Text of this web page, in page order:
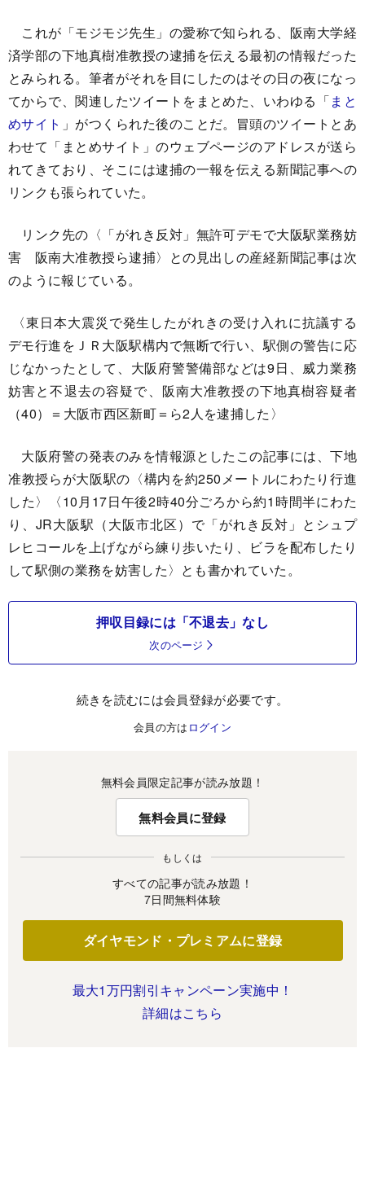
これが「モジモジ先生」の愛称で知られる、阪南大学経
済学部の下地真樹准教授の逮捕を伝える最初の情報だった
とみられる。筆者がそれを目にしたのはその日の夜になっ
てからで、関連したツイートをまとめた、いわゆる「まと
めサイト 」がつくられた後のことだ。冒頭のツイートとあ
わせて「まとめサイト」のウェブページのアドレスが送ら
れてきており、そこには逮捕の一報を伝える新聞記事への
リンクも張られていた。
リンク先の〈「がれき反対」無許可デモで大阪駅業務妨
害 阪南大准教授ら逮捕〉との見出しの産経新聞記事は次
のように報じている。
〈東日本大震災で発生したがれきの受け入れに抗議する
デモ行進をＪＲ大阪駅構内で無断で行い、駅側の警告に応
じなかったとして、大阪府警警備部などは9日、威力業務
妨害と不退去の容疑で、阪南大准教授の下地真樹容疑者
（40）＝大阪市西区新町＝ら2人を逮捕した〉
大阪府警の発表のみを情報源としたこの記事には、下地
准教授らが大阪駅の〈構内を約250メートルにわたり行進
した〉〈10月17日午後2時40分ごろから約1時間半にわた
り、JR大阪駅（大阪市北区）で「がれき反対」とシュプ
レヒコールを上げながら練り歩いたり、ビラを配布したり
して駅側の業務を妨害した〉とも書かれていた。
押収目録には「不退去」なし
次のページ
続きを読むには会員登録が必要です。
会員の方は ログイン
無料会員限定記事が読み放題！
無料会員に登録
もしくは
すべての記事が読み放題！
7日間無料体験
ダイヤモンド・プレミアムに登録
最大1万円割引キャンペーン実施中！
詳細はこちら